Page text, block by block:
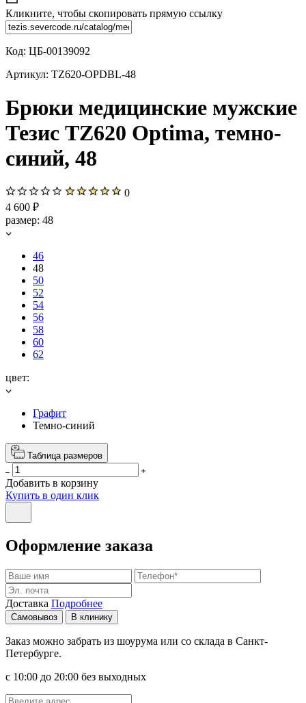
Кликните, чтобы скопировать прямую ссылку
Код: ЦБ-00139092
Артикул: TZ620-OPDBL-48
Брюки медицинские мужские
Тезис TZ620 Оptima, темно-
синий, 48
0
4 600 ₽
размер: 48
46
48
50
52
54
56
58
60
62
цвет:
Графит
Темно-синий
Таблица размеров
Добавить в корзину
Купить в один клик
Оформление заказа
Доставка Подробнее
Самовывоз В клинику
Заказ можно забрать из шоурума или со склада в Санкт-
Петербурге.
с 10:00 до 20:00 без выходных